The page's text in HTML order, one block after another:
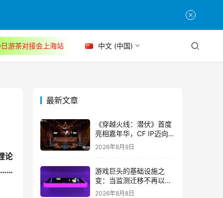
游茶对接会上海站 中文 (中国)
论
……
最新文章
《穿越火线：潜伏》首度
亮相嘉年华，CF IP迈向
3A叙事新高度
2026年8月9日
游戏巨头的基础设施之
变：当监测迁移不再以中
断为代价
2026年8月8日